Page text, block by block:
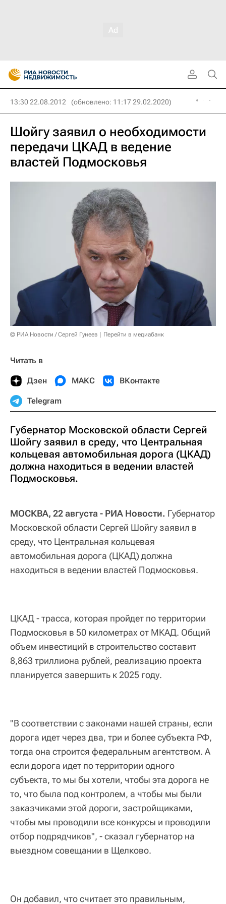
13:30 22.08.2012 (обновлено: 11:17 29.02.2020)
Шойгу заявил о необходимости
передачи ЦКАД в ведение
властей Подмосковья
© РИА Новости / Сергей Гунеев Перейти в медиабанк
Читать в
Дзен МАКС ВКонтакте
Telegram
Губернатор Московской области Сергей
Шойгу заявил в среду, что Центральная
кольцевая автомобильная дорога (ЦКАД)
должна находиться в ведении властей
Подмосковья.
МОСКВА, 22 августа - РИА Новости. Губернатор
Московской области Сергей Шойгу заявил в
среду, что Центральная кольцевая
автомобильная дорога (ЦКАД) должна
находиться в ведении властей Подмосковья.
ЦКАД - трасса, которая пройдет по территории
Подмосковья в 50 километрах от МКАД. Общий
объем инвестиций в строительство составит
8,863 триллиона рублей, реализацию проекта
планируется завершить к 2025 году.
"В соответствии с законами нашей страны, если
дорога идет через два, три и более субъекта РФ,
тогда она строится федеральным агентством. А
если дорога идет по территории одного
субъекта, то мы бы хотели, чтобы эта дорога не
то, что была под контролем, а чтобы мы были
заказчиками этой дороги, застройщиками,
чтобы мы проводили все конкурсы и проводили
отбор подрядчиков", - сказал губернатор на
выездном совещании в Щелково.
Он добавил, что считает это правильным,